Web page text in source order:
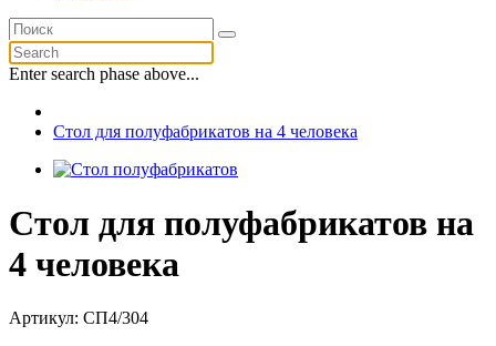
Enter search phase above...
Стол для полуфабрикатов на 4 человека
Стол для полуфабрикатов на
4 человека
Артикул: СП4/304